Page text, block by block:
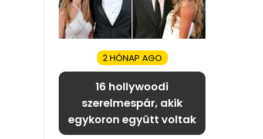
2 HÓNAP AGO
16 hollywoodi
szerelmespár, akik
egykoron együtt voltak